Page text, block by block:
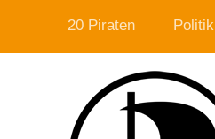
20 Piraten Politik